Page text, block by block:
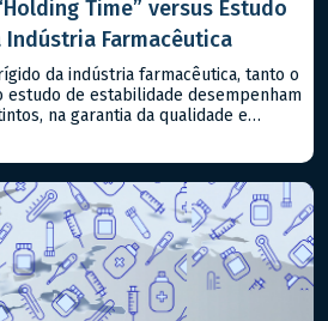
Time” versus Estudo
Farmacêutica
da indústria farmacêutica, tanto o
estudo de estabilidade desempenham
na garantia da qualidade e
– Estudo de